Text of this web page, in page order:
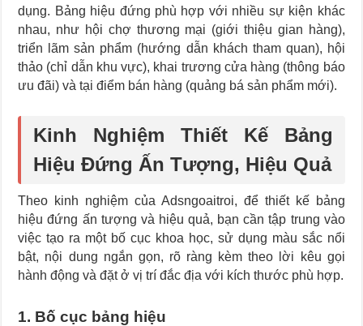
dụng. Bảng hiệu đứng phù hợp với nhiều sự kiện khác
nhau, như hội chợ thương mại (giới thiệu gian hàng),
triển lãm sản phẩm (hướng dẫn khách tham quan), hội
thảo (chỉ dẫn khu vực), khai trương cửa hàng (thông báo
ưu đãi) và tại điểm bán hàng (quảng bá sản phẩm mới).
Kinh Nghiệm Thiết Kế Bảng
Hiệu Đứng Ấn Tượng, Hiệu Quả
Theo kinh nghiệm của Adsngoaitroi, để thiết kế bảng
hiệu đứng ấn tượng và hiệu quả, bạn cần tập trung vào
việc tạo ra một bố cục khoa học, sử dụng màu sắc nổi
bật, nội dung ngắn gọn, rõ ràng kèm theo lời kêu gọi
hành động và đặt ở vị trí đắc địa với kích thước phù hợp.
1. Bố cục bảng hiệu